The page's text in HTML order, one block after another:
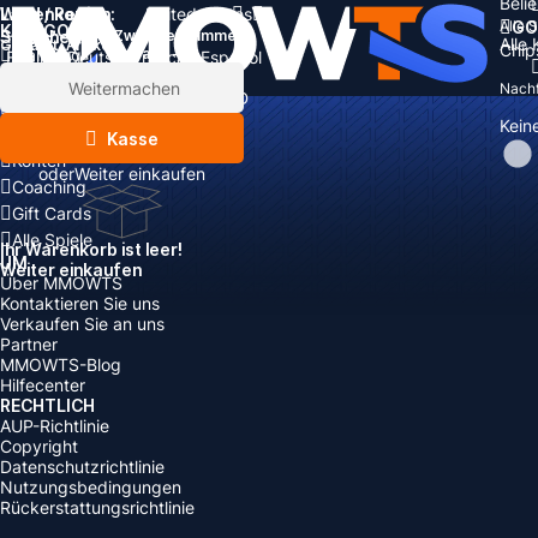
Alle
Alle
Land / Region:
United States
Sprache:
English Deutsch Français
Español
Währung:
EUR GBP
CAD
AUD
Warenkorb
GesamtArtikel Zwischensumme:
Rabatt: -
Weitermachen
Kasse
oderWeiter einkaufen
Ihr Warenkorb ist leer!
Weiter einkaufen
KATEGORIEN
Währung
Nachfüllen
Konten
Coaching
Gift Cards
Alle Spiele
UM
Über MMOWTS
Kontaktieren Sie uns
Verkaufen Sie an uns
Partner
MMOWTS-Blog
Hilfecenter
RECHTLICH
AUP-Richtlinie
Copyright
Datenschutzrichtlinie
Nutzungsbedingungen
Rückerstattungsrichtlinie